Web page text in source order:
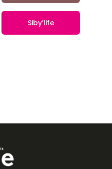
Siby’life